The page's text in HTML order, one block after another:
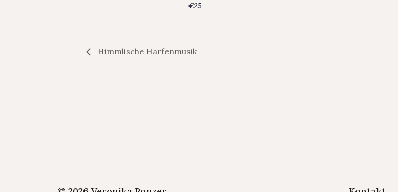
€25
Himmlische Harfenmusik